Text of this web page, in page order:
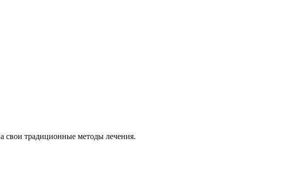
свои традиционные методы лечения.